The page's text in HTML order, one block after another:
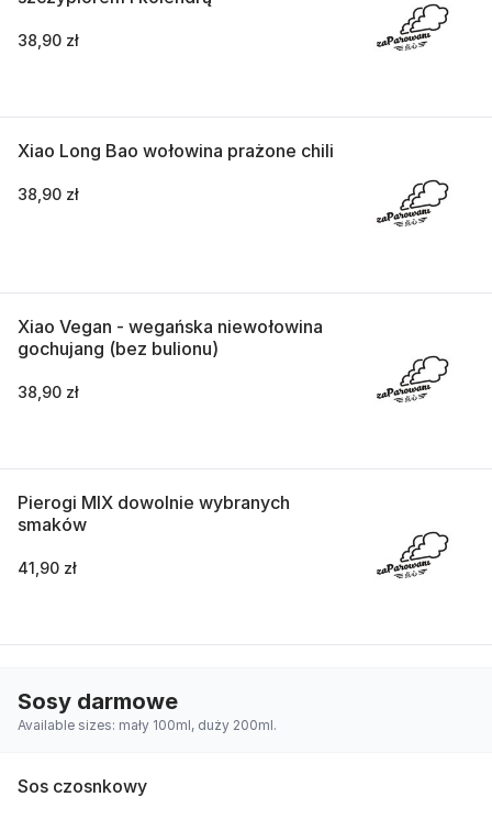
38,90 zł
Xiao Long Bao wołowina prażone chili
38,90 zł
Xiao Vegan - wegańska niewołowina
gochujang (bez bulionu)
38,90 zł
Pierogi MIX dowolnie wybranych
smaków
41,90 zł
Sosy darmowe
Available sizes: mały 100ml, duży 200ml.
Sos czosnkowy